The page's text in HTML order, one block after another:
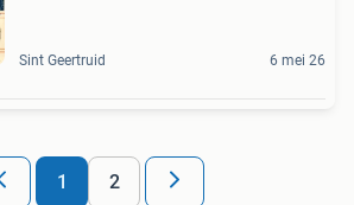
Sint Geertruid 6 mei 26
1 2